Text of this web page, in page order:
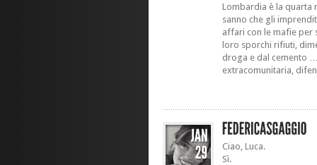
Lombardia è la quarta
sanno che gli
affari con le mafie per
loro sporchi rifiuti,
droga e dal cemento
extracomunitaria,
Ciao, Luca.
Sì.